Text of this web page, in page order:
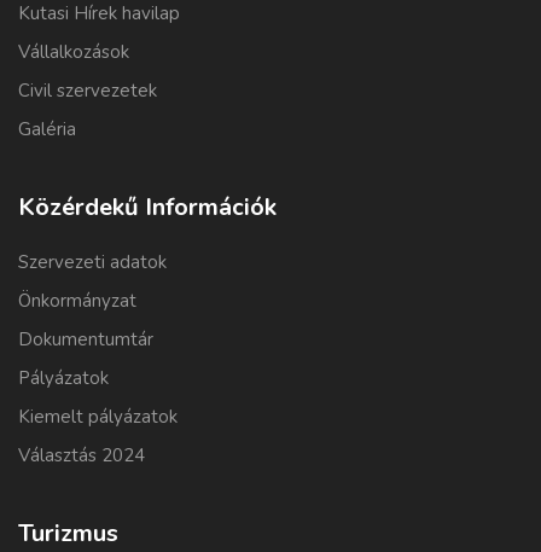
Kutasi Hírek havilap
Vállalkozások
Civil szervezetek
Galéria
Közérdekű Információk
Szervezeti adatok
Önkormányzat
Dokumentumtár
Pályázatok
Kiemelt pályázatok
Választás 2024
Turizmus